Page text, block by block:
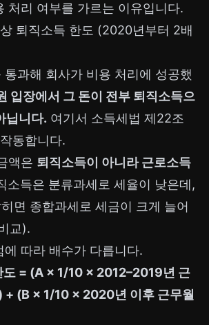
처리 여부를 가르는 이유입니다.
퇴직소득 한도 (2020년부터 2배
통과해 회사가 비용 처리에 성공했
입장에서 그 돈이 전부 퇴직소득으
닙니다. 여기서 소득세법 제22조
동합니다.
액은 퇴직소득이 아니라 근로소득
소득은 분류과세로 세율이 낮은데,
면 종합과세로 세금이 크게 늘어
교).
에 따라 배수가 다릅니다.
도 = (A × 1/10 × 2012–2019년 근
+ (B × 1/10 × 2020년 이후 근무월